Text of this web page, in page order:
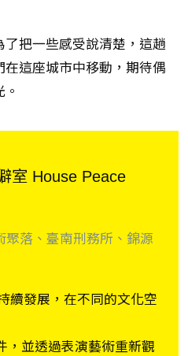
把一些感受說清楚，這趟
這座城市中移動，期待偶
House Peace
聚落、臺南刑務所、錦源
續發展，在不同的文化空
，並透過表演藝術重新觀